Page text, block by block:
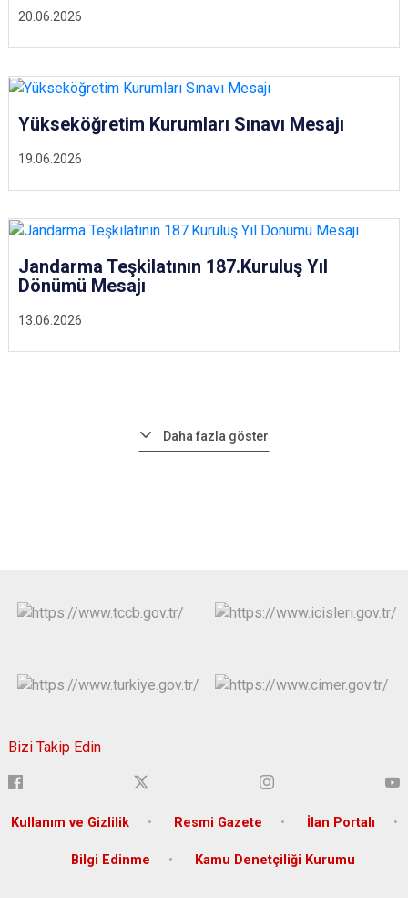
20.06.2026
19.06.2026
Yükseköğretim Kurumları Sınavı Mesajı
13.06.2026
Jandarma Teşkilatının 187.Kuruluş Yıl
Dönümü Mesajı
Daha fazla göster
Bizi Takip Edin
Kullanım ve Gizlilik Resmi Gazete İlan Portalı
Bilgi Edinme Kamu Denetçiliği Kurumu